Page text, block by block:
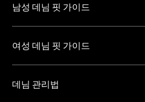
남성 데님 핏 가이드
여성 데님 핏 가이드
데님 관리법